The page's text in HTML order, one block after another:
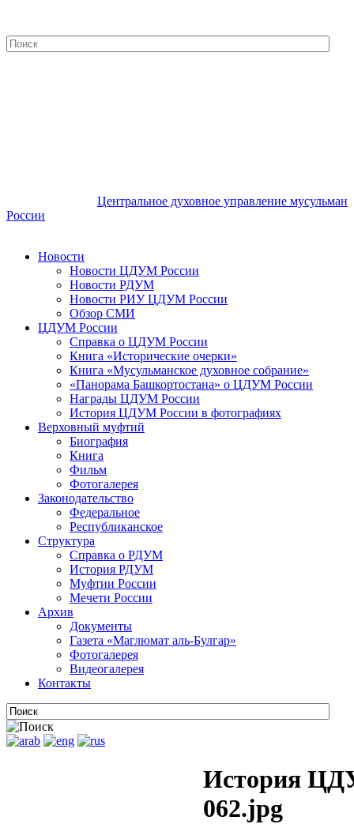
Центральное духовное управление мусульман
России
Новости
Новости ЦДУМ России
Новости РДУМ
Новости РИУ ЦДУМ России
Обзор СМИ
ЦДУМ России
Справка о ЦДУМ России
Книга «Исторические очерки»
Книга «Мусульманское духовное собрание»
«Панорама Башкортостана» о ЦДУМ России
Награды ЦДУМ России
История ЦДУМ России в фотографиях
Верховный муфтий
Биография
Книга
Фильм
Фотогалерея
Законодательство
Федеральное
Республиканское
Структура
Справка о РДУМ
История РДУМ
Муфтии России
Мечети России
Архив
Документы
Газета «Маглюмат аль-Булгар»
Фотогалерея
Видеогалерея
Контакты
История
062.jpg